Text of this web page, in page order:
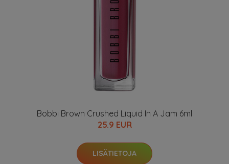
Bobbi Brown Crushed Liquid In A Jam 6ml
25.9 EUR
LISÄTIETOJA